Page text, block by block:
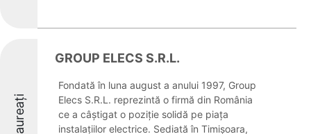
Laureați
GROUP ELECS S.R.L.
Fondată în luna august a anului 1997, Group
Elecs S.R.L. reprezintă o firmă din România
ce a câștigat o poziție solidă pe piața
instalațiilor electrice. Sediată în Timișoara,